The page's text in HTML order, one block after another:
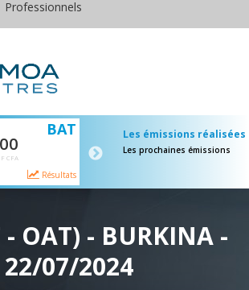
Professionnels
BAT
CFA
Résultats
65 000
Les émissions réalisées
Les prochaines émissions
- OAT) - BURKINA -
22/07/2024